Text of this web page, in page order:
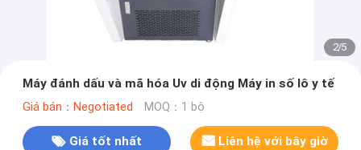
2/5
Máy đánh dấu và mã hóa Uv di động Máy in số lô y tế
Giá bán：Negotiated MOQ：1 bộ
Giá tốt nhất Liên hệ với bây giờ